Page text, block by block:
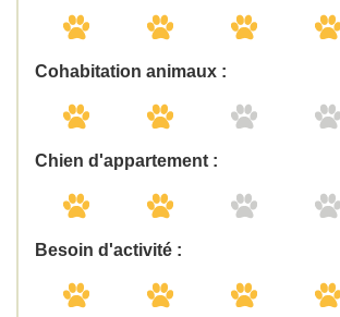
Cohabitation animaux :
Chien d'appartement :
Besoin d'activité :